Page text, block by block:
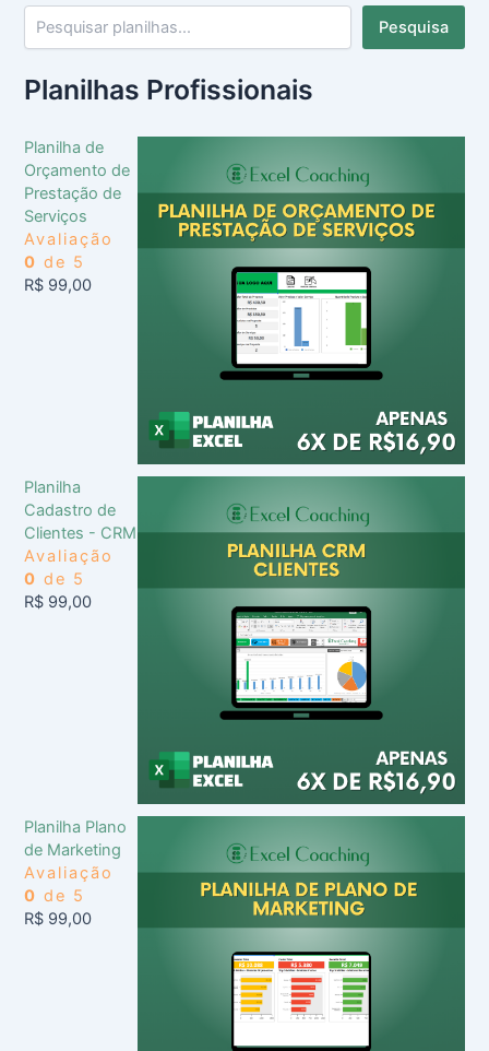
Pesquisa
Planilhas Profissionais
Planilha de
Orçamento de
Prestação de
Serviços
Avaliação
0 de 5
R$ 99,00
Planilha
Cadastro de
Clientes - CRM
Avaliação
0 de 5
R$ 99,00
Planilha Plano
de Marketing
Avaliação
0 de 5
R$ 99,00